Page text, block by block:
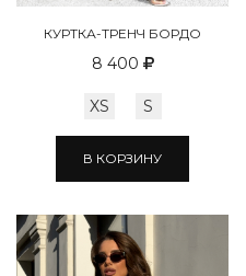
КУРТКА-ТРЕНЧ БОРДО
8 400
XS S
В КОРЗИНУ